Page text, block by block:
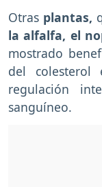
Otras plantas,
la alfalfa, el
mostrado
del
regulación
sanguíneo.